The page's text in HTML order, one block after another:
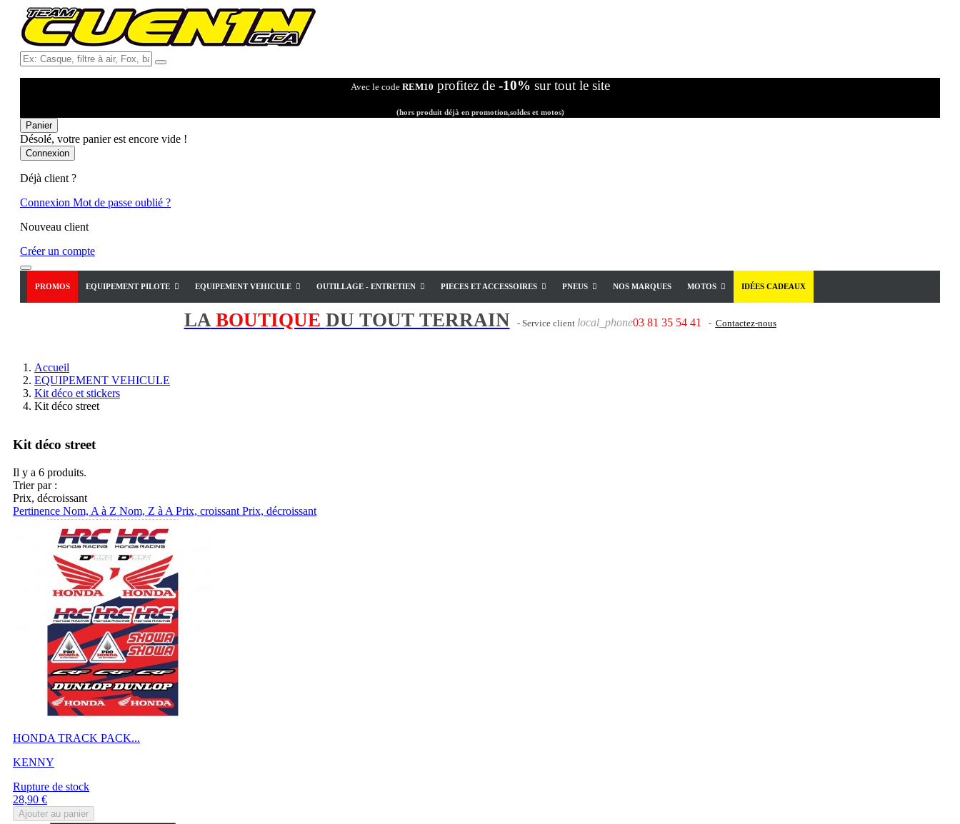
Ex:
Casque,
Fox,
...
Avec le code REM10 profitez de -10% sur tout le site
(hors produit déjà en promotion,soldes et motos)
Panier
Désolé, votre panier est encore vide !
Connexion
Déjà client ?
Connexion Mot de passe oublié ?
Nouveau client
Créer un compte
PROMOS EQUIPEMENT PILOTE EQUIPEMENT VEHICULE OUTILLAGE - ENTRETIEN PIECES ET ACCESSOIRES PNEUS NOS MARQUES MOTOS IDÉES CADEAUX
LABOUTIQUE DU TOUT TERRAIN - Service client local_phone03 81 35 54 41 - Contactez-nous
Accueil
EQUIPEMENT VEHICULE
Kit déco et stickers
Kit déco street
Kit déco street
Il y a 6 produits.
Trier par :
Prix, décroissant
Pertinence Nom, A à Z Nom, Z à A Prix, croissant Prix, décroissant
HONDA TRACK PACK...
KENNY
Rupture de stock
Prix
28,90 €
Ajouter au panier